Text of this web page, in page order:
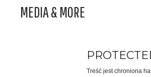
MEDIA & MORE
Treść jest chroniona